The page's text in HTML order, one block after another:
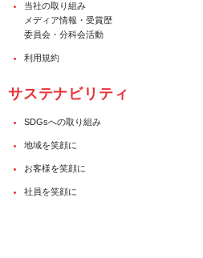
当社の取り組み
メディア情報・受賞歴
委員会・分科会活動
利用規約
サステナビリティ
SDGsへの取り組み
地域を笑顔に
お客様を笑顔に
社員を笑顔に